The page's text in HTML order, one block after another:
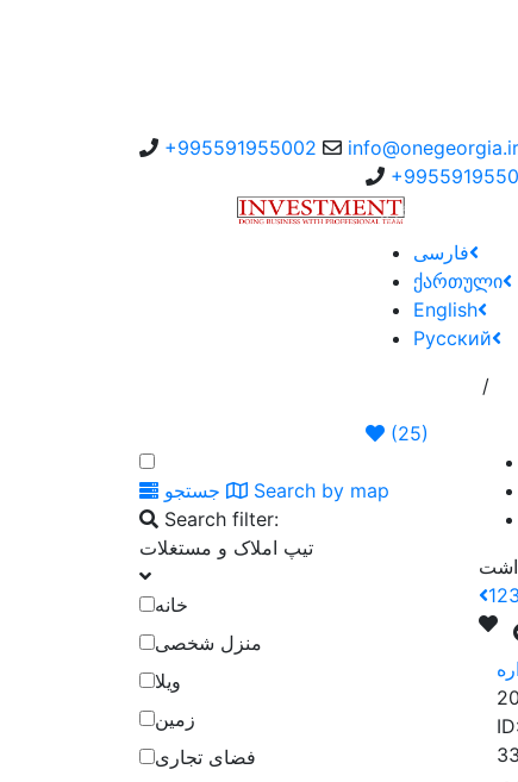
+995591955002
info@onegeorgia.ir
سفارش به کارگزار
فارسی
ქართული
English
Русский
/
(25)
جستجو
Search by map
Search filter:
تیپ املاک و مستغلات
خانه
منزل شخصی
ویلا
زمین
فضای تجاری
123